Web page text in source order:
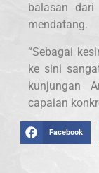
balasan
mendatang.
“Sebagai
ke sini
kunjungan
capaian
Facebook